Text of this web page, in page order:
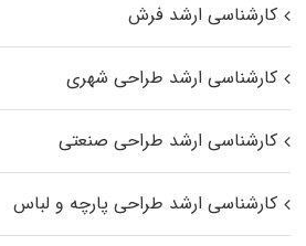
کارشناسی ارشد فرش
کارشناسی ارشد طراحی شهری
کارشناسی ارشد طراحی صنعتی
کارشناسی ارشد طراحی پارچه و لباس